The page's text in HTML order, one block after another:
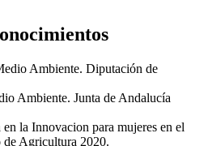
Ambiente. Diputación de
Ambiente. Junta de Andalucía
la Innovacion para mujeres en el
Agricultura 2020.